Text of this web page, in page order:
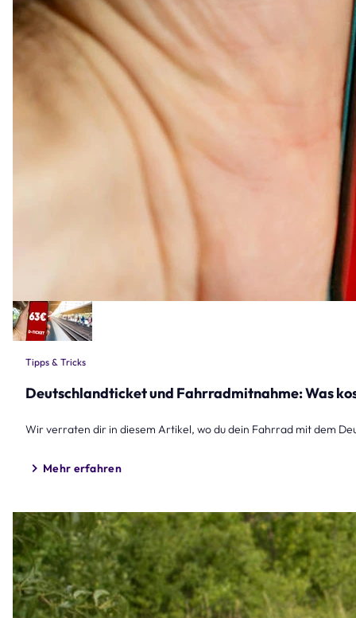
Tipps & Tricks
Deutschlandticket und Fahrradmitnahme: Was
Wir verraten dir in diesem Artikel, wo du dein Fahrrad mit dem
Mehr erfahren